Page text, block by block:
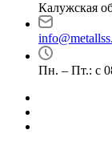
Калужская
Пн. – Пт.: с